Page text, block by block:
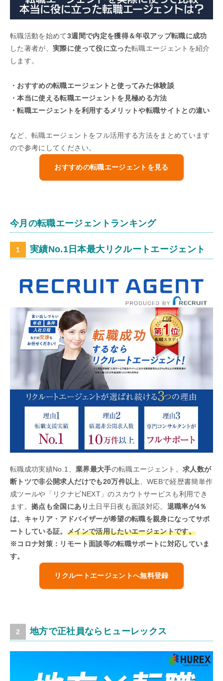
転職活動を始めて3週間で内定を獲得＆年収アップ転職に成功
した著者が、実際に使って役に立った転職エージェントを紹介
します。
・おすすめの転職エージェントと使ってみた体験談
・本当に使える転職エージェントを見極める方法
・転職エージェントを利用するメリットや転職サイトとの違い
など、転職エージェントをフル活用する方法をまとめています
ので参考にしてください。
おすすめの転職エージェントを見る
今月の転職エージェントランキング
実績No.1日本最大リクルートエージェント
転職成功実績No.1、 業界最大手の転職エージェント。求人数が
断トツで非公開求人だけでも20万件以上
、WEBで経歴書簡単作
成ツールや「リクナビNEXT」のスカウトサービスも利用でき
ます。拠点も全国にあり 土日平日夜も面談対応。 退職率が4％
は、キャリア・アドバイザーが希望の転職を親身になってサポ
ートしている証。 メインで活用したいエージェントです。
※コロナ対策：リモート面談等の転職サポートに対応していま
す。
リクルートエージェントへ無料登録
地方で正社員ならヒューレックス